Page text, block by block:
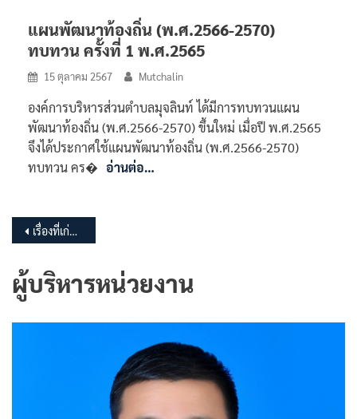
แผนพัฒนาท้องถิ่น (พ.ศ.2566-2570)
ทบทวน ครั้งที่ 1 พ.ศ.2565
15 ตุลาคม 2567 Mutchalin
องค์การบริหารส่วนตำบลมุจลินท์ ได้มีการทบทวนแผน
พัฒนาท้องถิ่น (พ.ศ.2566-2570) ขึ้นใหม่ เมื่อปี พ.ศ.2565
จึงได้ประกาศใช้แผนพัฒนาท้องถิ่น (พ.ศ.2566-2570)
ทบทวน คร� อ่านต่อ…
แนะแนว
เรื่อง
เรื่องที่เก่ากว่า
ผู้บริหารหน่วยงาน